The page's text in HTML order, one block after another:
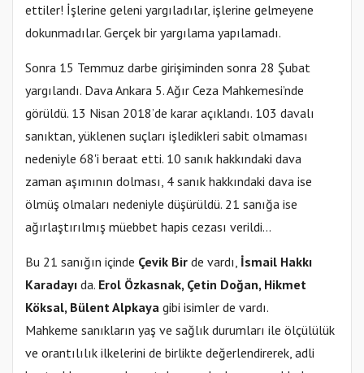
ettiler! İşlerine geleni yargıladılar, işlerine gelmeyene
dokunmadılar. Gerçek bir yargılama yapılamadı.
Sonra 15 Temmuz darbe girişiminden sonra 28 Şubat
yargılandı. Dava Ankara 5. Ağır Ceza Mahkemesi’nde
görüldü. 13 Nisan 2018’de karar açıklandı. 103 davalı
sanıktan, yüklenen suçları işledikleri sabit olmaması
nedeniyle 68'i beraat etti. 10 sanık hakkındaki dava
zaman aşımının dolması, 4 sanık hakkındaki dava ise
ölmüş olmaları nedeniyle düşürüldü. 21 sanığa ise
ağırlaştırılmış müebbet hapis cezası verildi...
Bu 21 sanığın içinde Çevik Bir de vardı, İsmail Hakkı
Karadayı da. Erol Özkasnak, Çetin Doğan, Hikmet
Köksal, Bülent Alpkaya gibi isimler de vardı.
Mahkeme sanıkların yaş ve sağlık durumları ile ölçülülük
ve orantılılık ilkelerini de birlikte değerlendirerek, adli